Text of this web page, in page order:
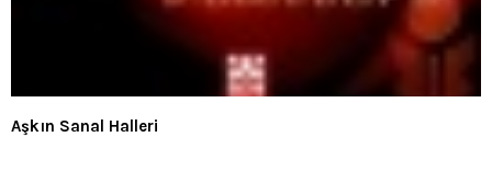
Aşkın Sanal Halleri